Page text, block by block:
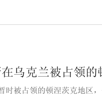
乌克兰被占领
时被占领的顿涅茨克地